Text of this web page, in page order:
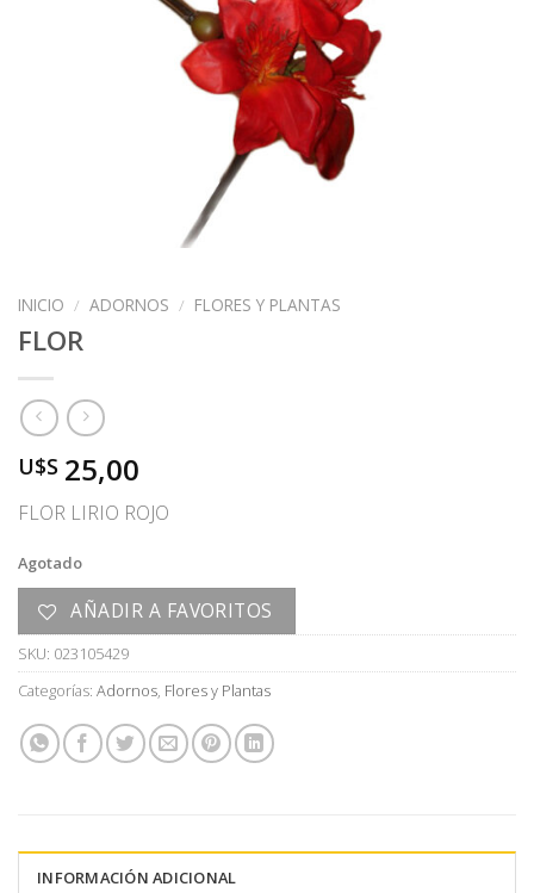
INICIO / ADORNOS / FLORES Y PLANTAS
FLOR
U$S 25,00
FLOR LIRIO ROJO
Agotado
AÑADIR A FAVORITOS
SKU: 023105429
Categorías: Adornos, Flores y Plantas
INFORMACIÓN ADICIONAL